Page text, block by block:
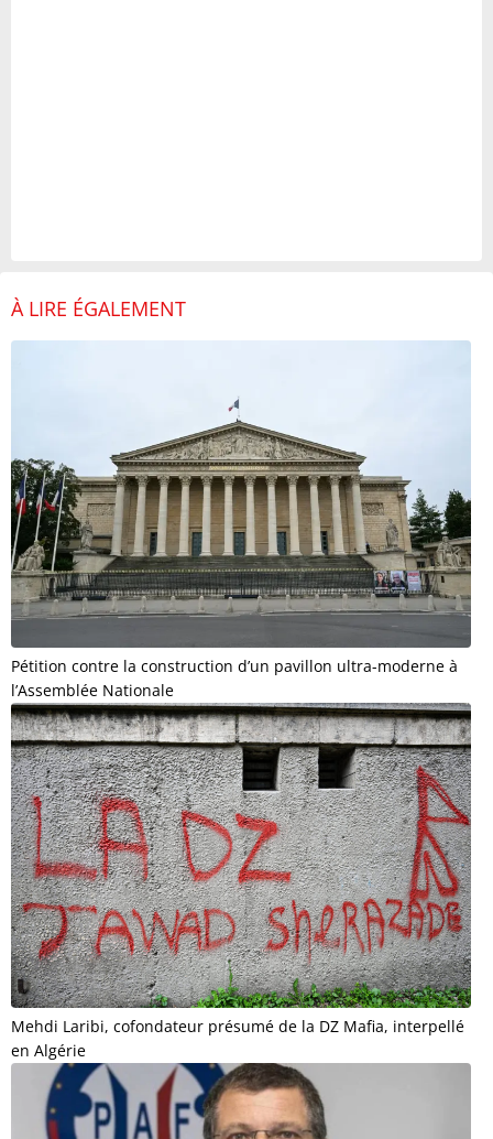
À LIRE ÉGALEMENT
Pétition contre la construction d’un pavillon ultra-moderne à
l’Assemblée Nationale
Mehdi Laribi, cofondateur présumé de la DZ Mafia, interpellé
en Algérie